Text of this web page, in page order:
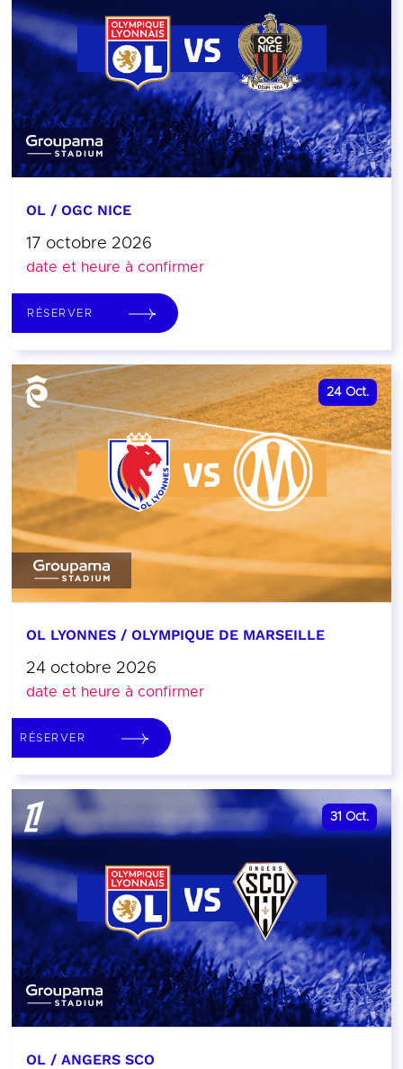
OL / OGC NICE
17 octobre 2026
date et heure à confirmer
RÉSERVER
24 Oct.
OL LYONNES / OLYMPIQUE DE MARSEILLE
24 octobre 2026
date et heure à confirmer
RÉSERVER
31 Oct.
OL / ANGERS SCO